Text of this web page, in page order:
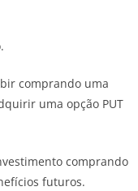
comprando uma
uma opção PUT
comprando
futuros.